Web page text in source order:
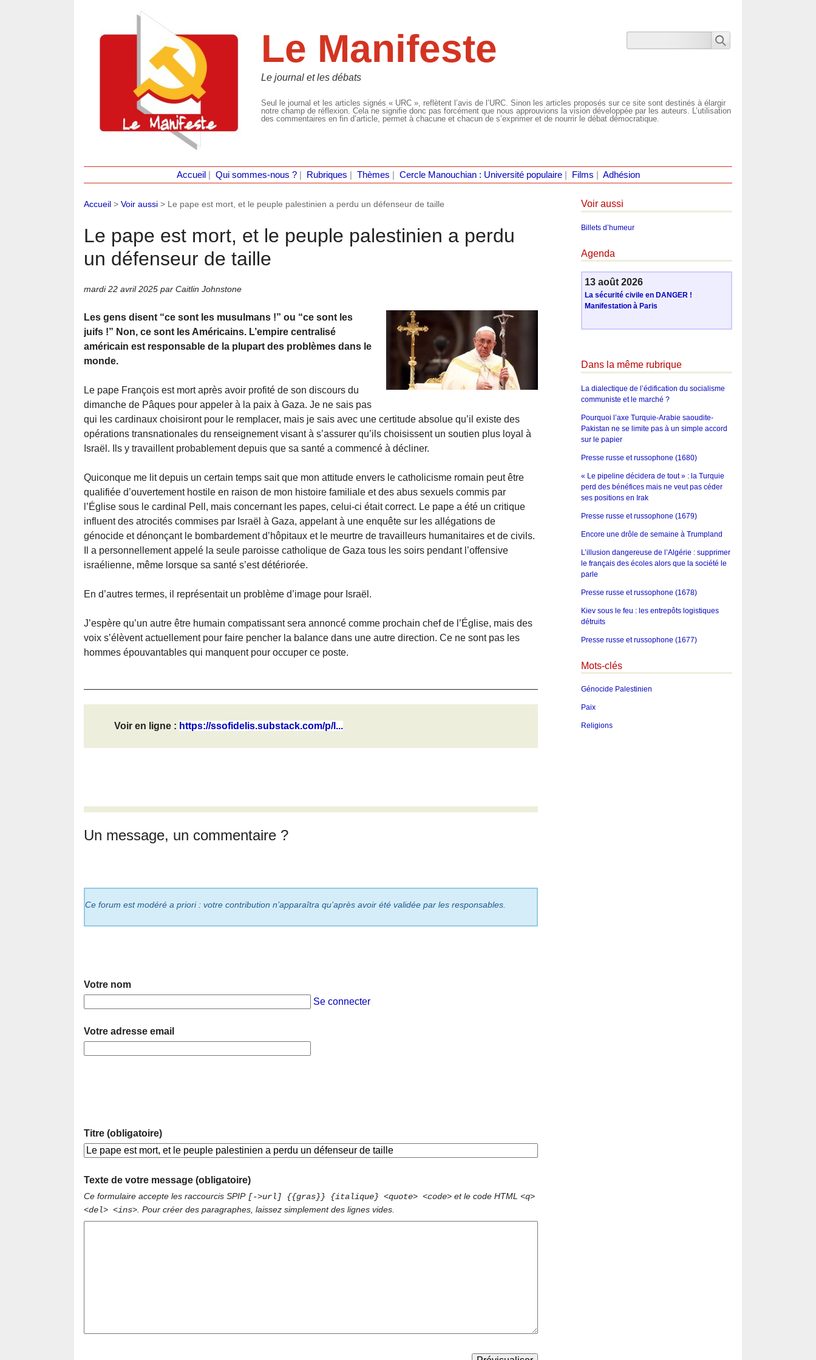
Le Manifeste
Le journal et les débats
Seul le journal et les articles signés « URC », reflètent l’avis de l’URC. Sinon les articles proposés sur ce site sont destinés à élargir
notre champ de réflexion. Cela ne signifie donc pas forcément que nous approuvions la vision développée par les auteurs. L’utilisation
des commentaires en fin d’article, permet à chacune et chacun de s’exprimer et de nourrir le débat démocratique.
Accueil Qui sommes-nous ?| Rubriques Thèmes Cercle Manouchian : Université populaire| Films Adhésion
Accueil > Voir aussi > Le pape est mort, et le peuple palestinien a perdu un défenseur de taille
Le pape est mort, et le peuple palestinien a perdu
un défenseur de taille
mardi 22 avril 2025 par Caitlin Johnstone
Les gens disent “ce sont les musulmans !” ou “ce sont les
juifs !” Non, ce sont les Américains. L’empire centralisé
américain est responsable de la plupart des problèmes dans le
monde.
Le pape François est mort après avoir profité de son discours du
dimanche de Pâques pour appeler à la paix à Gaza. Je ne sais pas
qui les cardinaux choisiront pour le remplacer, mais je sais avec une certitude absolue qu’il existe des
opérations transnationales du renseignement visant à s’assurer qu’ils choisissent un soutien plus loyal à
Israël. Ils y travaillent probablement depuis que sa santé a commencé à décliner.
Quiconque me lit depuis un certain temps sait que mon attitude envers le catholicisme romain peut être
qualifiée d’ouvertement hostile en raison de mon histoire familiale et des abus sexuels commis par
l’Église sous le cardinal Pell, mais concernant les papes, celui-ci était correct. Le pape a été un critique
influent des atrocités commises par Israël à Gaza, appelant à une enquête sur les allégations de
génocide et dénonçant le bombardement d’hôpitaux et le meurtre de travailleurs humanitaires et de civils.
Il a personnellement appelé la seule paroisse catholique de Gaza tous les soirs pendant l’offensive
israélienne, même lorsque sa santé s’est détériorée.
En d’autres termes, il représentait un problème d’image pour Israël.
J’espère qu’un autre être humain compatissant sera annoncé comme prochain chef de l’Église, mais des
voix s’élèvent actuellement pour faire pencher la balance dans une autre direction. Ce ne sont pas les
hommes épouvantables qui manquent pour occuper ce poste.
Voir en ligne : https://ssofidelis.substack.com/p/l...
Un message, un commentaire ?
Ce forum est modéré a priori : votre contribution n’apparaîtra qu’après avoir été validée par les responsables.
Votre nom
Se connecter
Votre adresse email
Titre (obligatoire)
Texte de votre message (obligatoire)
Ce formulaire accepte les raccourcis SPIP [->url] {{gras}} {italique} <quote> <code> et le code HTML <q>
<del> <ins> . Pour créer des paragraphes, laissez simplement des lignes vides.
Voir aussi
Billets d’humeur
Agenda
13 août 2026
La sécurité civile en DANGER !
Manifestation à Paris
Dans la même rubrique
La dialectique de l’édification du socialisme
communiste et le marché ?
Pourquoi l’axe Turquie-Arabie saoudite-
Pakistan ne se limite pas à un simple accord
sur le papier
Presse russe et russophone (1680)
« Le pipeline décidera de tout » : la Turquie
perd des bénéfices mais ne veut pas céder
ses positions en Irak
Presse russe et russophone (1679)
Encore une drôle de semaine à Trumpland
L’illusion dangereuse de l’Algérie : supprimer
le français des écoles alors que la société le
parle
Presse russe et russophone (1678)
Kiev sous le feu : les entrepôts logistiques
détruits
Presse russe et russophone (1677)
Mots-clés
Génocide Palestinien
Paix
Religions